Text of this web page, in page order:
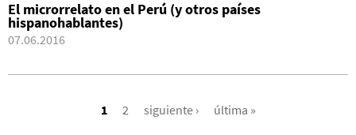
El microrrelato en el Perú (y otros países
hispanohablantes)
07.06.2016
1 2 siguiente › última »